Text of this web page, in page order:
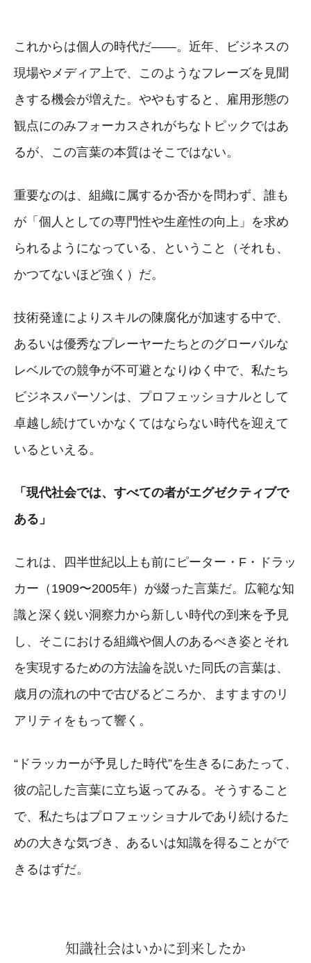
これからは個人の時代だ――。近年、ビジネスの
現場やメディア上で、このようなフレーズを見聞
きする機会が増えた。ややもすると、雇用形態の
観点にのみフォーカスされがちなトピックではあ
るが、この言葉の本質はそこではない。
重要なのは、組織に属するか否かを問わず、誰も
が「個人としての専門性や生産性の向上」を求め
られるようになっている、ということ（それも、
かつてないほど強く）だ。
技術発達によりスキルの陳腐化が加速する中で、
あるいは優秀なプレーヤーたちとのグローバルな
レベルでの競争が不可避となりゆく中で、私たち
ビジネスパーソンは、プロフェッショナルとして
卓越し続けていかなくてはならない時代を迎えて
いるといえる。
「現代社会では、すべての者がエグゼクティブで
ある」
これは、四半世紀以上も前にピーター・F・ドラッ
カー（1909〜2005年）が綴った言葉だ。広範な知
識と深く鋭い洞察力から新しい時代の到来を予見
し、そこにおける組織や個人のあるべき姿とそれ
を実現するための方法論を説いた同氏の言葉は、
歳月の流れの中で古びるどころか、ますますのリ
アリティをもって響く。
“ドラッカーが予見した時代”を生きるにあたって、
彼の記した言葉に立ち返ってみる。そうすること
で、私たちはプロフェッショナルであり続けるた
めの大きな気づき、あるいは知識を得ることがで
きるはずだ。
知識社会はいかに到来したか